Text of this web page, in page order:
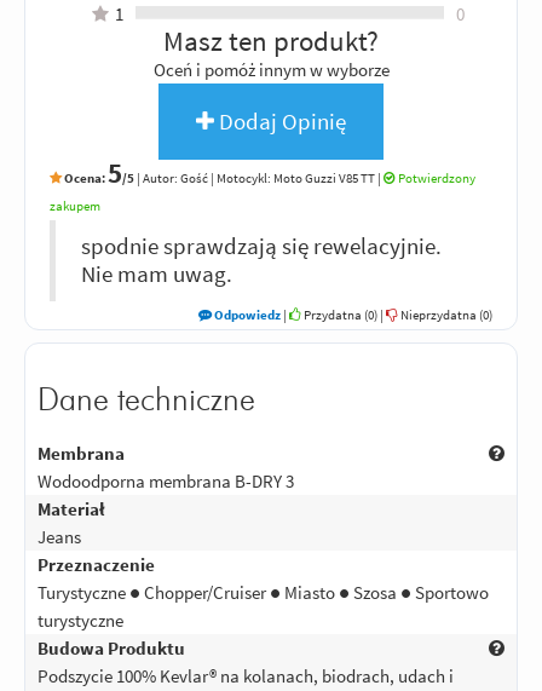
1
0
Masz ten produkt?
Oceń i pomóż innym w wyborze
Dodaj Opinię
Ocena:5/5 | Autor: Gość | Motocykl: Moto Guzzi V85 TT |
Potwierdzony
zakupem
spodnie sprawdzają się rewelacyjnie.
Nie mam uwag.
Odpowiedz | Przydatna (0) | Nieprzydatna (0)
Dane techniczne
Membrana
Wodoodporna membrana B-DRY 3
Materiał
Jeans
Przeznaczenie
Turystyczne ● Chopper/Cruiser ● Miasto ● Szosa ● Sportowo
turystyczne
Budowa Produktu
Podszycie 100% Kevlar® na kolanach, biodrach, udach i